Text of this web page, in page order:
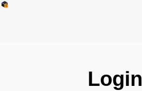
Login